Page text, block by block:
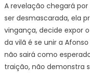
A revelação chegará
ser desmascarada, ela
vingança, decide expor
da vilã é se unir a
não sairá como
traição, não demonstra